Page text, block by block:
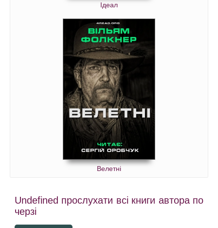
Ідеал
Велетні
Undefined прослухати всі книги автора по
черзі